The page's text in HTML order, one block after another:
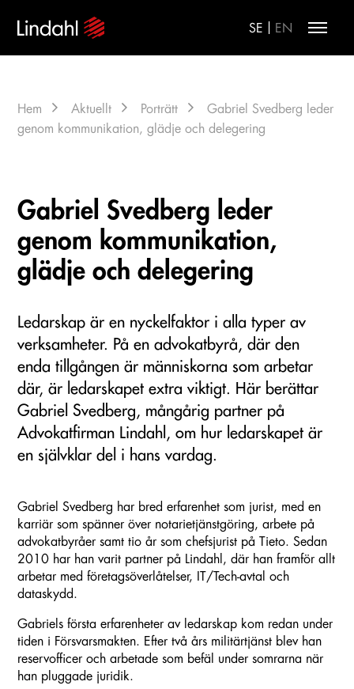
SE EN
Hem Aktuellt Porträtt
Gabriel Svedberg leder
genom kommunikation, glädje och delegering
Gabriel Svedberg leder
genom kommunikation,
glädje och delegering
Ledarskap är en nyckelfaktor i alla typer av
verksamheter. På en advokatbyrå, där den
enda tillgången är människorna som arbetar
där, är ledarskapet extra viktigt. Här berättar
Gabriel Svedberg, mångårig partner på
Advokatfirman Lindahl, om hur ledarskapet är
en självklar del i hans vardag.
Gabriel Svedberg har bred erfarenhet som jurist, med en
karriär som spänner över notarietjänstgöring, arbete på
advokatbyråer samt tio år som chefsjurist på Tieto. Sedan
2010 har han varit partner på Lindahl, där han framför allt
arbetar med företagsöverlåtelser, IT/Tech-avtal och
dataskydd.
Gabriels första erfarenheter av ledarskap kom redan under
tiden i Försvarsmakten. Efter två års militärtjänst blev han
reservofficer och arbetade som befäl under somrarna när
han pluggade juridik.